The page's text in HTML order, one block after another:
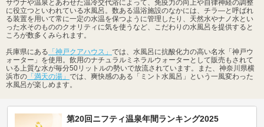
サウナや温泉とあわせた温冷交代浴によって、免疫力の向上や自律神経の調整
に役立つといわれている水風呂。数ある温浴施設のなかには、チラ―と呼ばれ
る装置を用いて常に一定の水温を保つように管理したり、天然水やナノ水とい
った水そのもののクオリティに気を使うなど、こだわりの水風呂を提供すると
ころが数多くみられます。
兵庫県にある 「神戸クアハウス」 では、水風呂に抗酸化力の高い名水「神戸ウ
ォーター」を使用。飲用のナチュラルミネラルウォーターとして販売もされて
いる上質な水が毎分50リットルの勢いで放流されています。また、神奈川県横
浜市の 「満天の湯」 では、爽快感のある「ミント水風呂」という一風変わった
水風呂が楽しめます。
第20回ニフティ温泉年間ランキング2025